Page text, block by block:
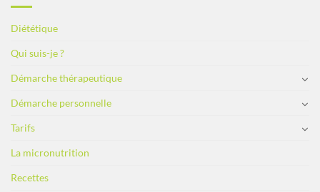
Diététique
Qui suis-je ?
Démarche thérapeutique
Démarche personnelle
Tarifs
La micronutrition
Recettes